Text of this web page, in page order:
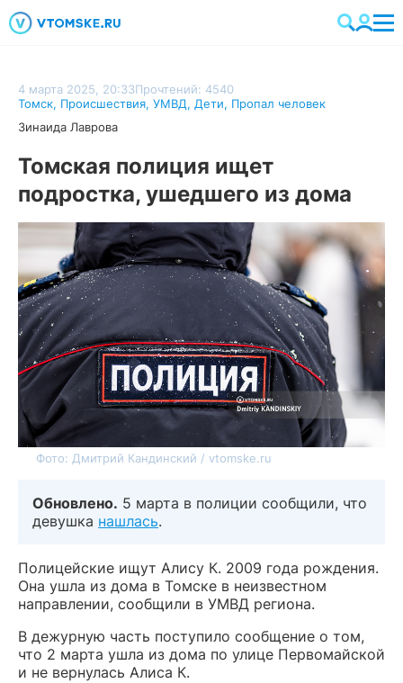
4 марта 2025, 20:33Прочтений: 4540
Томск, Происшествия, УМВД, Дети, Пропал человек
Зинаида Лаврова
Томская полиция ищет
подростка, ушедшего из дома
Фото: Дмитрий Кандинский / vtomske.ru
Обновлено. 5 марта в полиции сообщили, что
девушка нашлась.
Полицейские ищут Алису К. 2009 года рождения.
Она ушла из дома в Томске в неизвестном
направлении, сообщили в УМВД региона.
В дежурную часть поступило сообщение о том,
что 2 марта ушла из дома по улице Первомайской
и не вернулась Алиса К.